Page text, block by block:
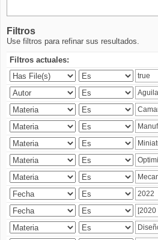
Filtros
Use filtros para refinar sus resultados.
Filtros actuales: